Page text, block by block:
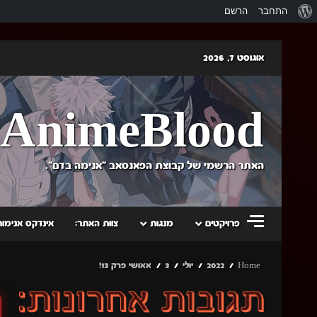
אודות
התחבר הרשם
content
אוגוסט 7, 2026
AnimeBlood
האתר הרשמי של קבוצת הפאנסאב "אנימה בדם".
פרויקטים מנגות צוות האתר: אינדקס
Home
2022 יולי 3 אאושי פרק 13!